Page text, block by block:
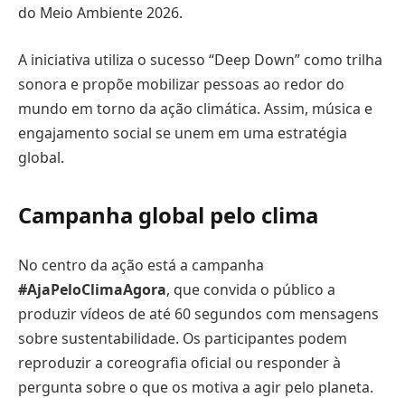
do Meio Ambiente 2026.
A iniciativa utiliza o sucesso “Deep Down” como trilha
sonora e propõe mobilizar pessoas ao redor do
mundo em torno da ação climática. Assim, música e
engajamento social se unem em uma estratégia
global.
Campanha global pelo clima
No centro da ação está a campanha
#AjaPeloClimaAgora, que convida o público a
produzir vídeos de até 60 segundos com mensagens
sobre sustentabilidade. Os participantes podem
reproduzir a coreografia oficial ou responder à
pergunta sobre o que os motiva a agir pelo planeta.